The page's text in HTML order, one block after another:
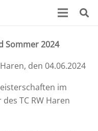
Sommer 2024
Haren, den 04.06.2024
im
TC RW Haren